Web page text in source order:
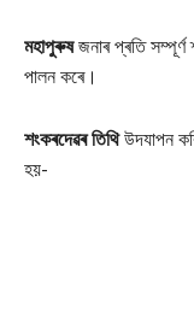
মহাপুৰুষজনাৰ প্ৰতি সম্পূৰ্ণ
পালন কৰে।
শংকৰদেৱৰ তিথিউদযাপন
হয়-